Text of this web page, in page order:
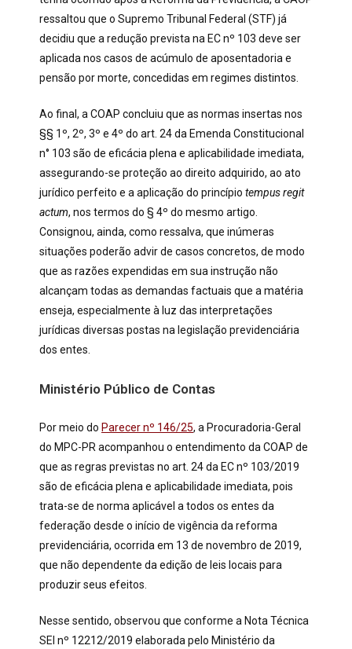
ressaltou que o Supremo Tribunal Federal (STF) já
decidiu que a redução prevista na EC nº 103 deve ser
aplicada nos casos de acúmulo de aposentadoria e
pensão por morte, concedidas em regimes distintos.
Ao final, a COAP concluiu que as normas insertas nos
§§ 1º, 2º, 3º e 4º do art. 24 da Emenda Constitucional
n° 103 são de eficácia plena e aplicabilidade imediata,
assegurando-se proteção ao direito adquirido, ao ato
jurídico perfeito e a aplicação do princípio tempus regit
actum, nos termos do § 4º do mesmo artigo.
Consignou, ainda, como ressalva, que inúmeras
situações poderão advir de casos concretos, de modo
que as razões expendidas em sua instrução não
alcançam todas as demandas factuais que a matéria
enseja, especialmente à luz das interpretações
jurídicas diversas postas na legislação previdenciária
dos entes.
Ministério Público de Contas
Por meio do Parecer nº 146/25, a Procuradoria-Geral
do MPC-PR acompanhou o entendimento da COAP de
que as regras previstas no art. 24 da EC nº 103/2019
são de eficácia plena e aplicabilidade imediata, pois
trata-se de norma aplicável a todos os entes da
federação desde o início de vigência da reforma
previdenciária, ocorrida em 13 de novembro de 2019,
que não dependente da edição de leis locais para
produzir seus efeitos.
Nesse sentido, observou que conforme a Nota Técnica
SEI nº 12212/2019 elaborada pelo Ministério da